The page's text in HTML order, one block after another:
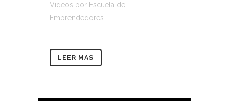
Videos por Escuela de
Emprendedores
LEER MAS